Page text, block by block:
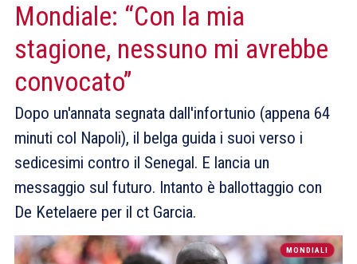
Mondiale: “Con la mia
stagione, nessuno mi avrebbe
convocato”
Dopo un'annata segnata dall'infortunio (appena 64
minuti col Napoli), il belga guida i suoi verso i
sedicesimi contro il Senegal. E lancia un
messaggio sul futuro. Intanto è ballottaggio con
De Ketelaere per il ct Garcia.
MONDIALI